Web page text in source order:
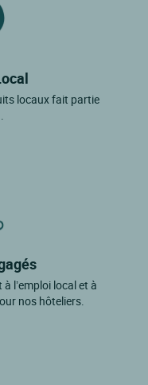
locaux fait partie
l’emploi local et à
nos hôteliers.